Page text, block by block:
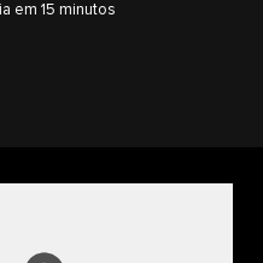
em 15 minutos